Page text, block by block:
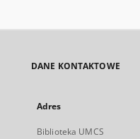
DANE KONTAKTOWE
Adres
Biblioteka UMCS